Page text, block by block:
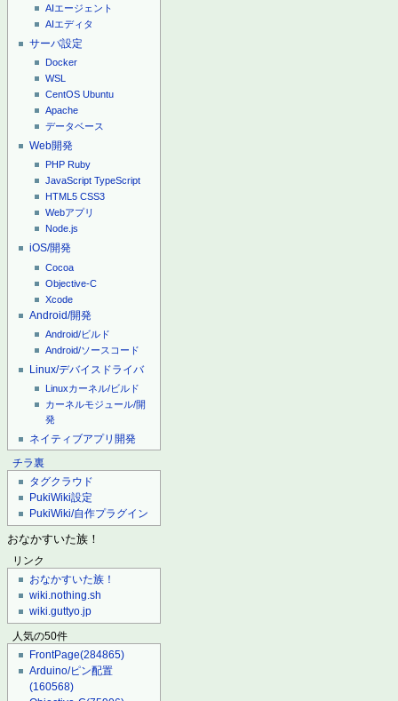
AIエージェント
AIエディタ
サーバ設定
Docker
WSL
CentOS Ubuntu
Apache
データベース
Web開発
PHP Ruby
JavaScript TypeScript
HTML5 CSS3
Webアプリ
Node.js
iOS/開発
Cocoa
Objective-C
Xcode
Android/開発
Android/ビルド
Android/ソースコード
Linux/デバイスドライバ
Linuxカーネル/ビルド
カーネルモジュール/開
発
ネイティブアプリ開発
チラ裏
タグクラウド
PukiWiki設定
PukiWiki/自作プラグイン
おなかすいた族！
リンク
おなかすいた族！
wiki.nothing.sh
wiki.guttyo.jp
人気の50件
FrontPage(284865)
Arduino/ピン配置
(160568)